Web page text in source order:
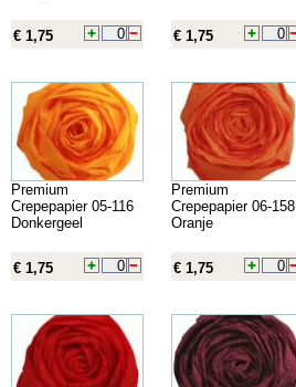
€ 1,75 € 1,75
Premium
Crepepapier 05-116
Donkergeel
€ 1,75
Premium
Crepepapier 06-158
Oranje
€ 1,75